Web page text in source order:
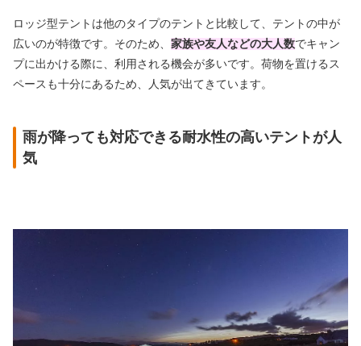
ロッジ型テントは他のタイプのテントと比較して、テントの中が
広いのが特徴です。そのため、 家族や友人などの大人数でキャン
プに出かける際に、利用される機会が多いです。荷物を置けるス
ペースも十分にあるため、人気が出てきています。
雨が降っても対応できる耐水性の高いテントが人
気